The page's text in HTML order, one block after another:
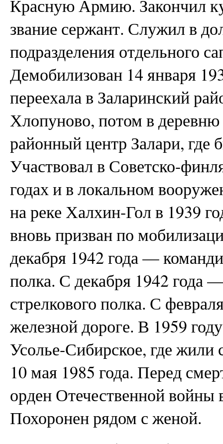
Красную Армию. Закончил
звание сержант. Служил в
подразделения отдельного
Демобилизован 14 января
переехала в Заларинский
Хлопуново, потом в
районный центр Залари, где
Участвовал в Советско-
годах и в локальном
на реке Халхин-Гол в 1939
вновь призван по
декабря 1942 года —
полка. С декабря 1942 года
стрелкового полка. С
железной дороге. В 1959
Усолье-Сибирское, где
10 мая 1985 года. Перед
орден Отечественной войны
Похоронен рядом с женой.